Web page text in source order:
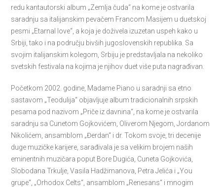
redu kantautorski album „Zemlja čuda“ na kome je ostvarila
saradnju sa italijanskim pevačem Francom Masijem u duetskoj
pesmi „Etarnal love“, a koja je doživela izuzetan uspeh kako u
Srbiji, tako i na području bivših jugoslovenskih republika. Sa
svojim italijanskim kolegom, Srbiju je predstavljala na nekoliko
svetskih festivala na kojima je njihov duet više puta nagrađivan.
Početkom 2002. godine, Madame Piano u saradnji sa etno
sastavom „Teodulija“ objavljuje album tradicionalnih srpskih
pesama pod nazivom „Priče iz davnina“, na kome je ostvarila
saradnju sa Cunetom Gojkovićem, Oliverom Njegom, Jordanom
Nikolićem, ansamblom „Đerdan“ i dr. Tokom svoje, tri decenije
duge muzičke karijere, sarađivala je sa velikim brojem naših
eminentnih muzičara poput Bore Dugića, Cuneta Gojkovića,
Slobodana Trkulje, Vasila Hadžimanova, Petra Jelića i „You
grupe“, „Orhodox Celts“, ansamblom „Renesans“ i mnogim